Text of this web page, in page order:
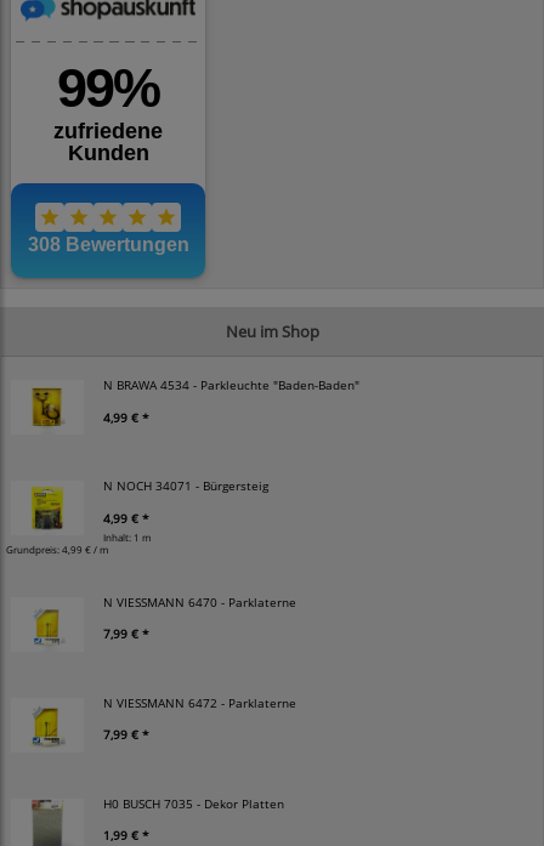
Neu im Shop
N BRAWA 4534 - Parkleuchte "Baden-Baden"
4,99 € *
N NOCH 34071 - Bürgersteig
4,99 € *
Inhalt: 1 m
Grundpreis:4,99 € / m
N VIESSMANN 6470 - Parklaterne
7,99 € *
N VIESSMANN 6472 - Parklaterne
7,99 € *
H0 BUSCH 7035 - Dekor Platten
1,99 € *